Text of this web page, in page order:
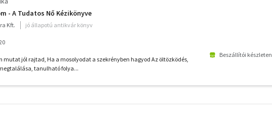
- A Tudatos Nő Kézikönyve
Kft. jó állapotú antikvár könyv
mutat jól rajtad, Ha a mosolyodat a szekrényben hagyod Az öltözködés,
tanulható folya...
Beszállítói készleten
szűrők